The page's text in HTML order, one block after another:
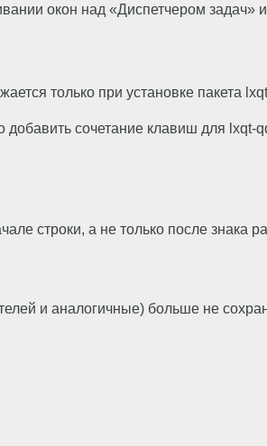
окон над «Диспетчером задач»
только при установке пакета
сочетание клавиш для lxqt-
строки, а не только после знака
и аналогичные) больше не